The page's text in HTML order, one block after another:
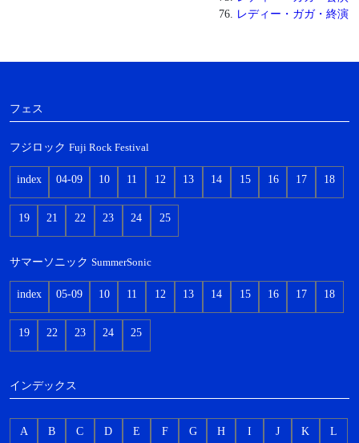
レディー・ガガ・終演
フェス
フジロック Fuji Rock Festival
index 04-09 10 11 12 13 14 15 16 17 18
19 21 22 23 24 25
サマーソニック SummerSonic
index 05-09 10 11 12 13 14 15 16 17 18
19 22 23 24 25
インデックス
A B C D E F G H I J K L